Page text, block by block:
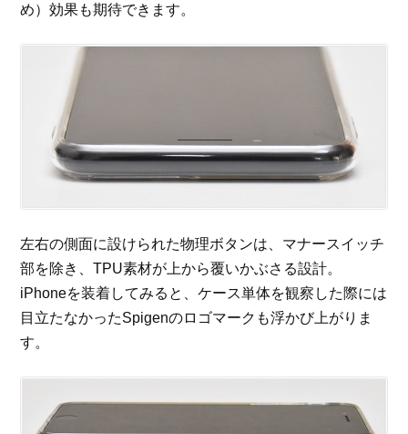
め）効果も期待できます。
左右の側面に設けられた物理ボタンは、マナースイッチ
部を除き、TPU素材が上から覆いかぶさる設計。
iPhoneを装着してみると、ケース単体を観察した際には
目立たなかったSpigenのロゴマークも浮かび上がりま
す。